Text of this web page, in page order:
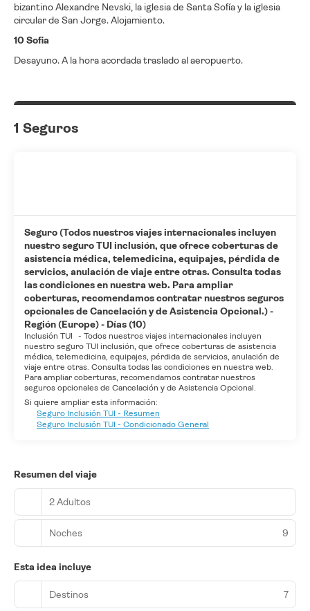
bizantino Alexandre Nevski, la iglesia de Santa Sofía y la iglesia
circular de San Jorge. Alojamiento.
10 Sofia
Desayuno. A la hora acordada traslado al aeropuerto.
1 Seguros
Seguro (Todos nuestros viajes internacionales incluyen
nuestro seguro TUI inclusión, que ofrece coberturas de
asistencia médica, telemedicina, equipajes, pérdida de
servicios, anulación de viaje entre otras. Consulta todas
las condiciones en nuestra web. Para ampliar
coberturas, recomendamos contratar nuestros seguros
opcionales de Cancelación y de Asistencia Opcional.) -
Región (Europe) - Días (10)
Inclusión TUI - Todos nuestros viajes internacionales incluyen
nuestro seguro TUI inclusión, que ofrece coberturas de asistencia
médica, telemedicina, equipajes, pérdida de servicios, anulación de
viaje entre otras. Consulta todas las condiciones en nuestra web.
Para ampliar coberturas, recomendamos contratar nuestros
seguros opcionales de Cancelación y de Asistencia Opcional.
Si quiere ampliar esta información:
Seguro Inclusión TUI - Resumen
Seguro Inclusión TUI - Condicionado General
Resumen del viaje
2 Adultos
Noches 9
Esta idea incluye
Destinos 7